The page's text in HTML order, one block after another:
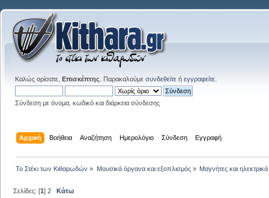
Καλώς ορίσατε, Επισκέπτης . Παρακαλούμε συνδεθείτε ή εγγραφείτε
Σύνδεση με όνομα, κωδικό και διάρκεια σύνδεσης
Αρχική Βοήθεια Αναζήτηση Ημερολόγιο Σύνδεση Εγγραφή
Το Στέκι των Κιθαρωδών » Μουσικά όργανα και εξοπλισμός» Μαγνήτες και ηλεκτρικά
Σελίδες: [1]2 Κάτω